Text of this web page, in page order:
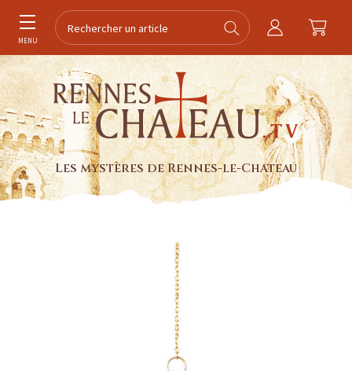
MENU
Les mystères de Rennes-le-Chateau